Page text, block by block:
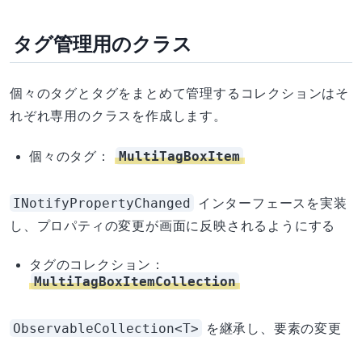
タグ管理用のクラス
個々のタグとタグをまとめて管理するコレクションはそ
れぞれ専用のクラスを作成します。
個々のタグ： MultiTagBoxItem
INotifyPropertyChanged
インターフェースを実装
し、プロパティの変更が画面に反映されるようにする
タグのコレクション：
MultiTagBoxItemCollection
ObservableCollection<T>
を継承し、要素の変更